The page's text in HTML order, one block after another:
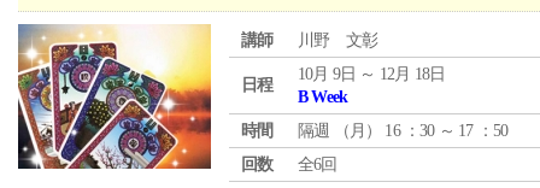
講師 川野 文彰
日程
10月 9日 ～ 12月 18日
B Week
時間
隔週 （ 月 ） 16 ：30 ～ 17 ：50
回数
全6回